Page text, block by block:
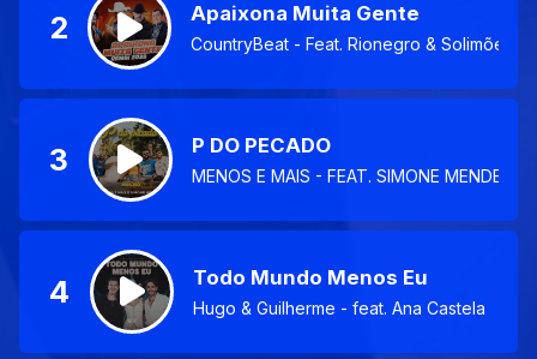
2 Apaixona Muita Gente
CountryBeat - Feat. Rionegro & Solimões
3 P DO PECADO
MENOS E MAIS - FEAT. SIMONE MENDES
4 Todo Mundo Menos Eu
Hugo & Guilherme - feat. Ana Castela